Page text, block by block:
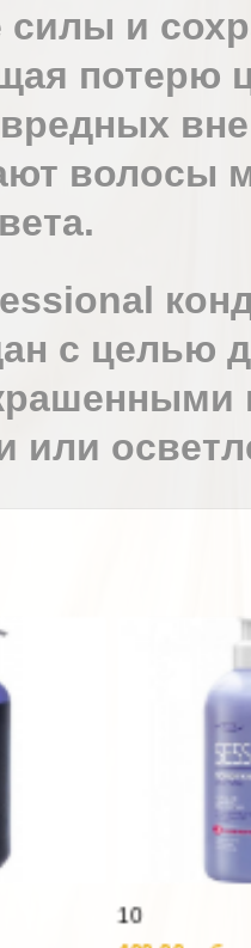
и
потерю
волосы
с целью
или